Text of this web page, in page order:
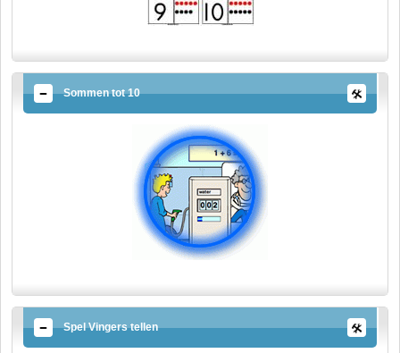
Sommen tot 10
Spel Vingers tellen